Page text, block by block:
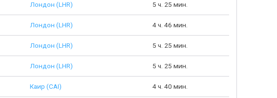
Лондон (LHR) 5 ч. 25 мин.
Лондон (LHR) 4 ч. 46 мин.
Лондон (LHR) 5 ч. 25 мин.
Лондон (LHR) 5 ч. 25 мин.
Каир (CAI) 4 ч. 40 мин.